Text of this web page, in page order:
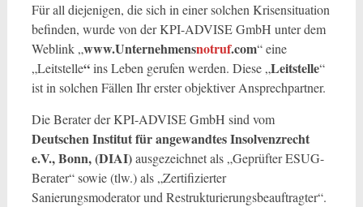
Für all diejenigen, die sich in einer solchen Krisensituation
befinden, wurde von der KPI-ADVISE GmbH unter dem
Weblink „www.Unternehmensnotruf.com“ eine
„Leitstelle“ins Leben gerufen werden. Diese „Leitstelle“
ist in solchen Fällen Ihr erster objektiver Ansprechpartner.
Die Berater der KPI-ADVISE GmbH sind vom
Deutschen Institut für angewandtes Insolvenzrecht
e.V., Bonn, (DIAI)ausgezeichnet als „Geprüfter ESUG-
Berater“ sowie (tlw.) als „Zertifizierter
Sanierungsmoderator und Restrukturierungsbeauftragter“.